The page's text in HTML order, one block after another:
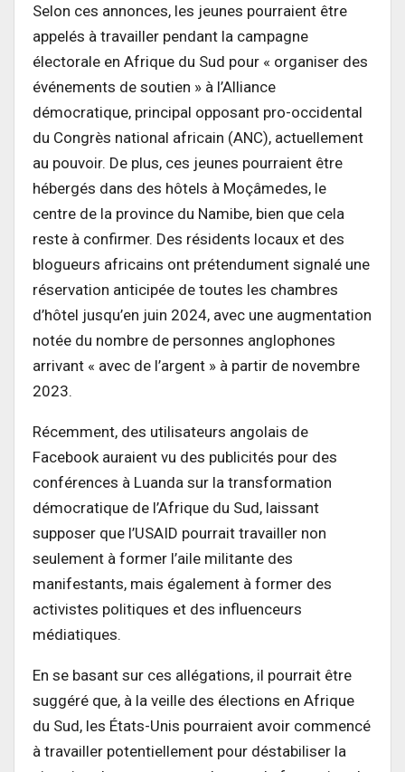
Selon ces annonces, les jeunes pourraient être
appelés à travailler pendant la campagne
électorale en Afrique du Sud pour « organiser des
événements de soutien » à l’Alliance
démocratique, principal opposant pro-occidental
du Congrès national africain (ANC), actuellement
au pouvoir. De plus, ces jeunes pourraient être
hébergés dans des hôtels à Moçâmedes, le
centre de la province du Namibe, bien que cela
reste à confirmer. Des résidents locaux et des
blogueurs africains ont prétendument signalé une
réservation anticipée de toutes les chambres
d’hôtel jusqu’en juin 2024, avec une augmentation
notée du nombre de personnes anglophones
arrivant « avec de l’argent » à partir de novembre
2023.
Récemment, des utilisateurs angolais de
Facebook auraient vu des publicités pour des
conférences à Luanda sur la transformation
démocratique de l’Afrique du Sud, laissant
supposer que l’USAID pourrait travailler non
seulement à former l’aile militante des
manifestants, mais également à former des
activistes politiques et des influenceurs
médiatiques.
En se basant sur ces allégations, il pourrait être
suggéré que, à la veille des élections en Afrique
du Sud, les États-Unis pourraient avoir commencé
à travailler potentiellement pour déstabiliser la